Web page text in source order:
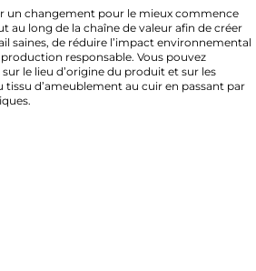
un changement pour le mieux commence
au long de la chaîne de valeur afin de créer
saines, de réduire l’impact environnemental
responsable. Vous pouvez
le lieu d’origine du produit et sur les
tissu d’ameublement au cuir en passant par